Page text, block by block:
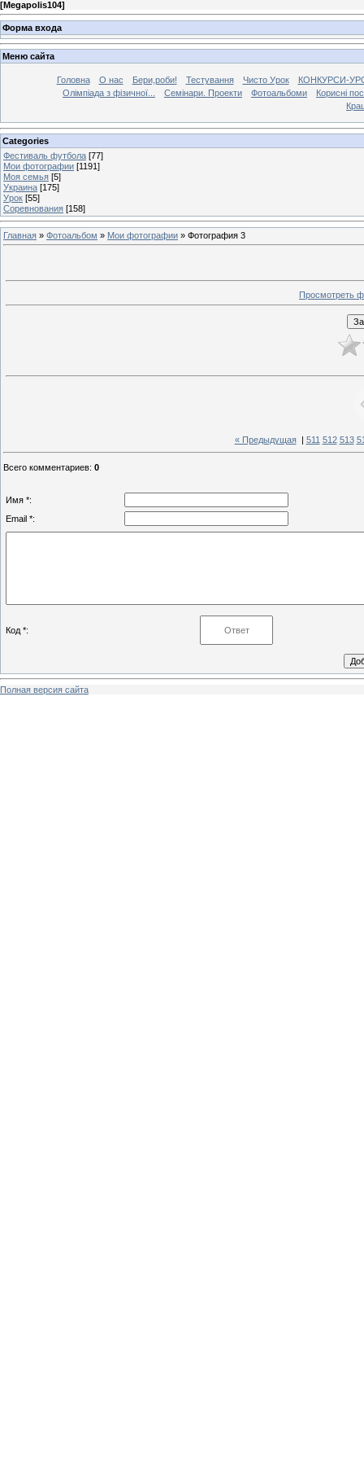
[Megapolis104]
Форма входа
Меню сайта
Головна О нас Бери,роби! Тестування Чисто Урок
КОНКУРСИ-
Олімпіада з фізичної...
Семінари. Проекти Фотоальбоми
Корисні
Categories
Фестиваль футбола [77]
Мои фотографии [1191]
Моя семья [5]
Украина [175]
Урок [55]
Соревнования [158]
Главная » Фотоальбом » Мои фотографии » Фотография 3
Просмотреть
« Предыдущая| 511 512 513
Всего комментариев: 0
Имя *:
Email *:
Код *:
Полная версия сайта